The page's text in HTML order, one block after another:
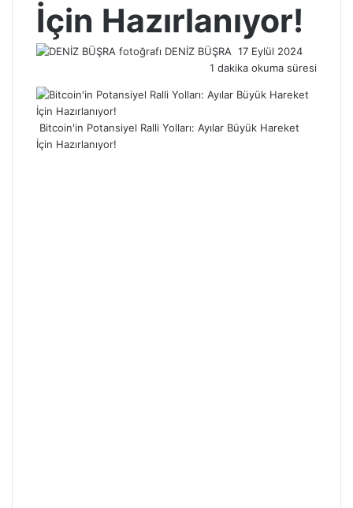
İçin Hazırlanıyor!
DENİZ BÜŞRA Bir
e-
göndermek
17 Eylül 2024
1 dakika okuma süresi
Bitcoin'in Potansiyel Ralli Yolları: Ayılar Büyük Hareket
İçin Hazırlanıyor!